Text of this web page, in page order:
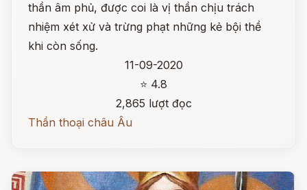
thần âm phủ, được coi là vị thần chịu trách
nhiệm xét xử và trừng phạt những kẻ bội thề
khi còn sống.
11-09-2020
⭐ 4.8
2,865 lượt đọc
Thần thoại châu Âu